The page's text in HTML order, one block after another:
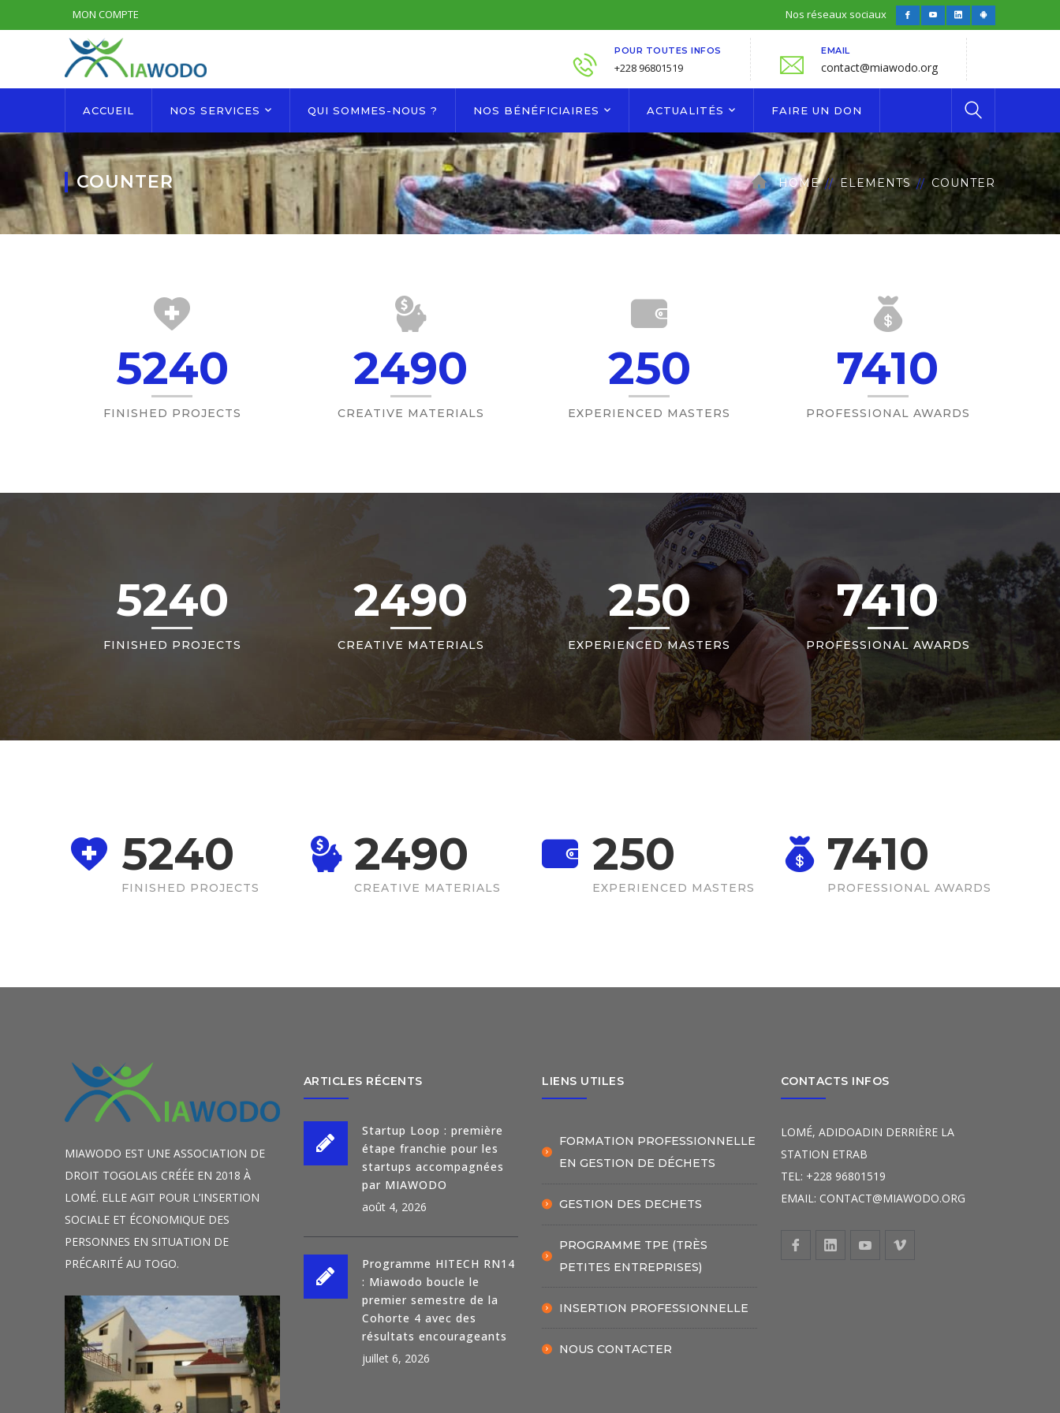
MON COMPTE Nos réseaux sociaux
FacebookYoutubeLinkedInAndroid
POUR TOUTES INFOS
+228 96801519
EMAIL
contact@miawodo.org
ACCUEIL NOS SERVICES QUI SOMMES-NOUS ? NOS BÉNÉFICIAIRES ACTUALITÉS FAIRE UN DON
COUNTER HOME ELEMENTS COUNTER
5240
FINISHED PROJECTS
2490
CREATIVE MATERIALS
250
EXPERIENCED MASTERS
7410
PROFESSIONAL AWARDS
5240
FINISHED PROJECTS
2490
CREATIVE MATERIALS
250
EXPERIENCED MASTERS
7410
PROFESSIONAL AWARDS
5240
FINISHED PROJECTS
2490
CREATIVE MATERIALS
250
EXPERIENCED MASTERS
7410
PROFESSIONAL AWARDS
MIAWODO EST UNE ASSOCIATION DE
DROIT TOGOLAIS CRÉÉE EN 2018 À
LOMÉ. ELLE AGIT POUR L’INSERTION
SOCIALE ET ÉCONOMIQUE DES
PERSONNES EN SITUATION DE
PRÉCARITÉ AU TOGO.
ARTICLES RÉCENTS
Startup Loop : première
étape franchie pour les
startups accompagnées
par MIAWODO
août 4, 2026
Programme HITECH RN14
: Miawodo boucle le
premier semestre de la
Cohorte 4 avec des
résultats encourageants
juillet 6, 2026
LIENS UTILES
FORMATION PROFESSIONNELLE
EN GESTION DE DÉCHETS
GESTION DES DECHETS
PROGRAMME TPE (TRÈS
PETITES ENTREPRISES)
INSERTION PROFESSIONNELLE
NOUS CONTACTER
CONTACTS INFOS
LOMÉ, ADIDOADIN DERRIÈRE LA
STATION ETRAB
TEL: +228 96801519
EMAIL: CONTACT@MIAWODO.ORG